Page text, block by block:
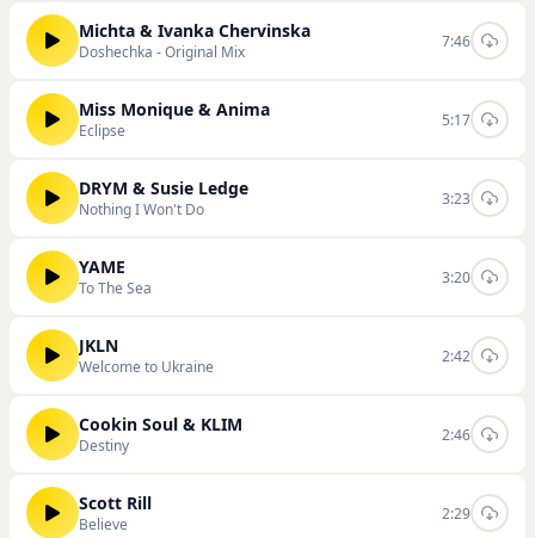
Michta & Ivanka Chervinska
Doshechka - Original Mix
7:46
Miss Monique & Anima
Eclipse
5:17
DRYM & Susie Ledge
Nothing I Won't Do
3:23
YAME
To The Sea
3:20
JKLN
Welcome to Ukraine
2:42
Cookin Soul & KLIM
Destiny
2:46
Scott Rill
Believe
2:29